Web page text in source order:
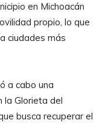
en Michoacán
propio, lo que
ciudades más
a cabo una
la Glorieta del
busca recuperar el